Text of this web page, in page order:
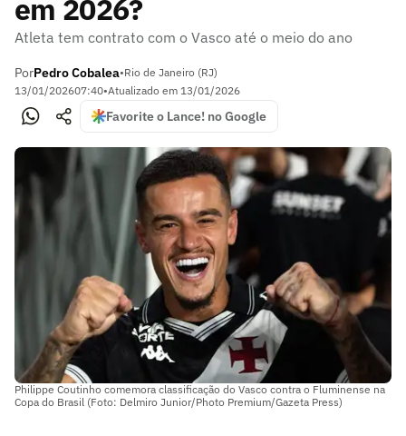
em 2026?
Atleta tem contrato com o Vasco até o meio do ano
PorPedro Cobalea•Rio de Janeiro (RJ)
13/01/202607:40•Atualizado em 13/01/2026
Favorite o Lance! no Google
Philippe Coutinho comemora classificação do Vasco contra o Fluminense na
Copa do Brasil (Foto: Delmiro Junior/Photo Premium/Gazeta Press)